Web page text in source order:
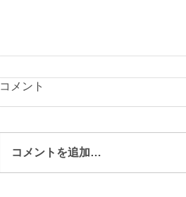
もうすぐ夏休み！
コメント
コメントを追加…